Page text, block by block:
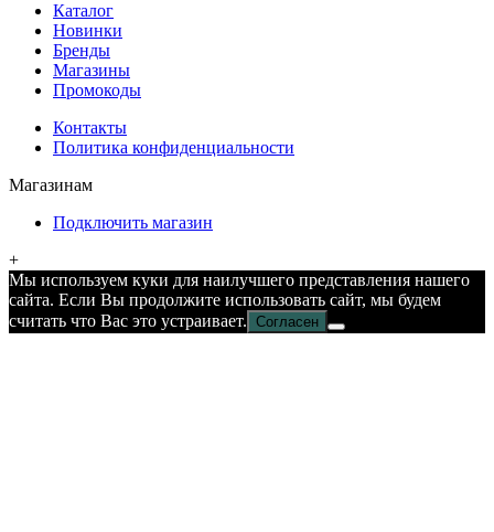
Каталог
Новинки
Бренды
Магазины
Промокоды
Контакты
Политика конфиденциальности
Магазинам
Подключить магазин
+
Мы используем куки для наилучшего представления нашего
сайта. Если Вы продолжите использовать сайт, мы будем
считать что Вас это устраивает. Согласен